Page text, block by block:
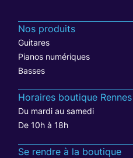
Nos produits
Guitares
Pianos numériques
Basses
Horaires boutique Rennes
Du mardi au samedi
De 10h à 18h
Se rendre à la boutique